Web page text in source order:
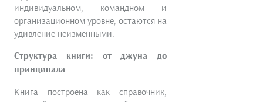
индивидуальном, командном и
организационном уровне, остаются на
удивление неизменными.
Структура книги: от джуна до
принципала
Книга построена как справочник,